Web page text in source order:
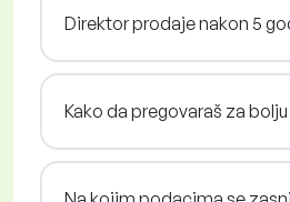
Direktor prodaje nakon 5
Kako da pregovaraš za